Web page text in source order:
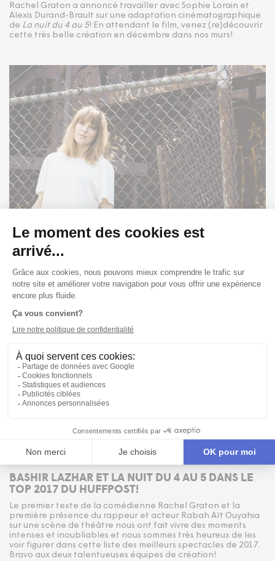
Rachel Graton a annoncé travailler avec Sophie Lorain et
Alexis Durand-Brault sur une adaptation cinématographique
de La nuit du 4 au 5! En attendant le film, venez (re)découvrir
cette très belle création en décembre dans nos murs!
Publié le 19/12/17
BASHIR LAZHAR ET LA NUIT DU 4 AU 5 DANS LE
TOP 2017 DU HUFFPOST!
Le premier texte de la comédienne Rachel Graton et la
première présence du rappeur et acteur Rabah Aït Ouyahia
sur une scène de théâtre nous ont fait vivre des moments
intenses et inoubliables et nous sommes très heureux de les
voir figurer dans cette liste des meilleurs spectacles de 2017.
Bravo aux deux talentueuses équipes de création!